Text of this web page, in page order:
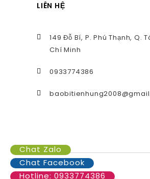
LIÊN HỆ
149 Đỗ Bí, P. Phú Thạnh, Q.
Chí Minh
0933774386
Chat Zalo
Chat Facebook
Hotline: 0933774386